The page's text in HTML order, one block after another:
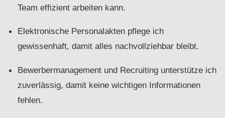
Team effizient arbeiten kann.
Elektronische Personalakten pflege ich
gewissenhaft, damit alles nachvollziehbar bleibt.
Bewerbermanagement und Recruiting unterstütze ich
zuverlässig, damit keine wichtigen Informationen
fehlen.